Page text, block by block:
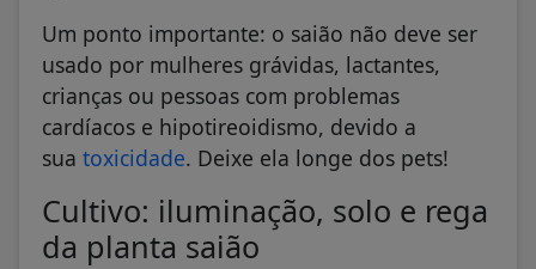
Um ponto importante: o saião não deve ser
usado por mulheres grávidas, lactantes,
crianças ou pessoas com problemas
cardíacos e hipotireoidismo, devido a
sua toxicidade. Deixe ela longe dos pets!
Cultivo: iluminação, solo e rega
da planta saião